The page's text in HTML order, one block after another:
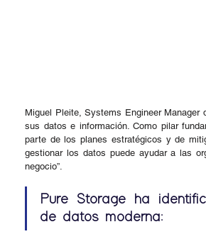
Miguel Pleite, Systems Engineer Manager
sus datos e información. Como pilar
parte de los planes estratégicos y de
gestionar los datos puede ayudar a las
negocio”.
Pure Storage ha
de datos moderna: